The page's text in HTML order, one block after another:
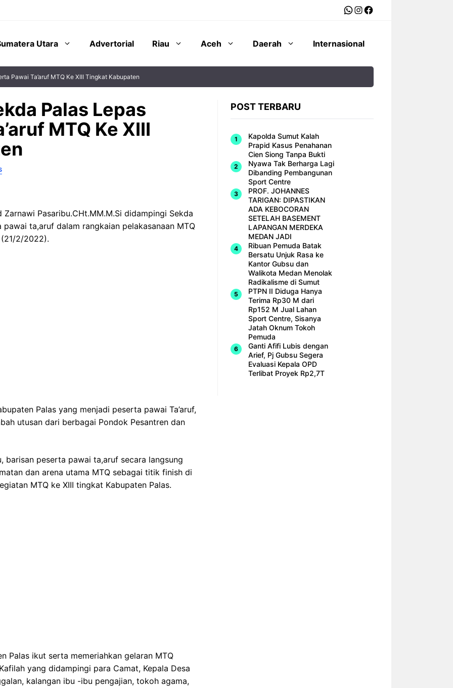
WhatsApp
Instagram
Facebook
Utara Advertorial Riau Aceh Daerah Internasional
Pawai Ta’aruf MTQ Ke XIII Tingkat Kabupaten
Palas Lepas
MTQ Ke XIII
Pasaribu.CHt.MM.M.Si didampingi Sekda
ta,aruf dalam rangkaian pelakasanaan MTQ
(21/2/2022).
Palas yang menjadi peserta pawai Ta’aruf,
utusan dari berbagai Pondok Pesantren dan
peserta pawai ta,aruf secara langsung
dan arena utama MTQ sebagai titik finish di
MTQ ke XIII tingkat Kabupaten Palas.
Palas ikut serta memeriahkan gelaran MTQ
yang didampingi para Camat, Kepala Desa
kalangan ibu -ibu pengajian, tokoh agama,
POST TERBARU
Kapolda Sumut Kalah
Prapid Kasus Penahanan
Cien Siong Tanpa Bukti
Nyawa Tak Berharga Lagi
Dibanding Pembangunan
Sport Centre
PROF. JOHANNES
TARIGAN: DIPASTIKAN
ADA KEBOCORAN
SETELAH BASEMENT
LAPANGAN MERDEKA
MEDAN JADI
Ribuan Pemuda Batak
Bersatu Unjuk Rasa ke
Kantor Gubsu dan
Walikota Medan Menolak
Radikalisme di Sumut
PTPN II Diduga Hanya
Terima Rp30 M dari
Rp152 M Jual Lahan
Sport Centre, Sisanya
Jatah Oknum Tokoh
Pemuda
Ganti Afifi Lubis dengan
Arief, Pj Gubsu Segera
Evaluasi Kepala OPD
Terlibat Proyek Rp2,7T